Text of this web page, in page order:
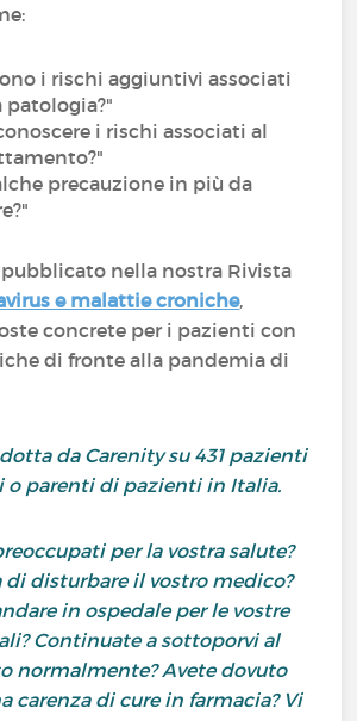
i rischi aggiuntivi associati
patologia?"
i rischi associati al
precauzione in più da
nella nostra Rivista
e malattie croniche,
concrete per i pazienti con
di fronte alla pandemia di
da Carenity su 431 pazienti
o parenti di pazienti in Italia.
per la vostra salute?
di disturbare il vostro medico?
in ospedale per le vostre
Continuate a sottoporvi al
normalmente? Avete dovuto
carenza di cure in farmacia? Vi